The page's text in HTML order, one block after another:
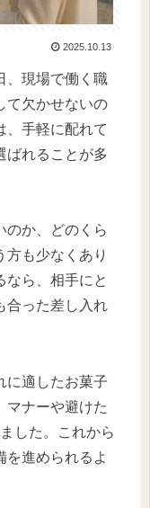
2025.10.13
、現場で働く職
て欠かせないの
、手軽に配れて
ばれることが多
のか、どのくら
方も少なくあり
なら、相手にと
合った差し入れ
に適したお菓子
マナーや避けた
した。これから
を進められるよ